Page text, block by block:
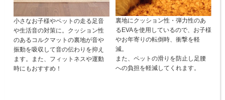
小さなお子様やペットの走る足音
や生活音の対策に。クッション性
のあるコルクマットの裏地が音や
振動を吸収して音の伝わりを抑え
ます。また、フィットネスや運動
時にもおすすめ！
裏地にクッション性・弾力性のあ
るEVAを使用しているので、お子様
やお年寄りの転倒時、衝撃を軽
減。
また、ペットの滑りを防止し足腰
への負担を軽減してくれます。